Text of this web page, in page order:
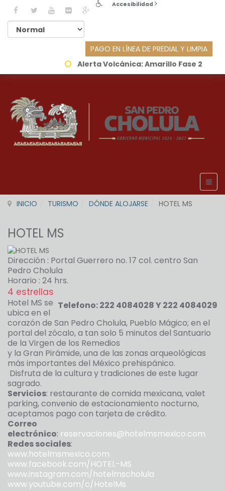
Accesibilidad
PAGO EN LÍNEA DE PREDIAL Y LIMPIA
Alerta Volcánica:Amarillo Fase 2
INICIO TURISMO DÓNDE ALOJARSE HOTEL MS
HOTEL MS
Dirección : Portal Guerrero no. 17 col. centro San
Pedro Cholula
Horario : 24 hrs.
4 estrellas
Telefono: 222 4084028 Y 222 4084029
Hotel MS se
ubica en el
corazón de San Pedro Cholula, Pueblo Mágico; en el
portal del zócalo, a tan solo 5 minutos del Santuario
de la Virgen de los Remedios
y la Gran Pirámide, una de las zonas arqueológicas
más importantes del México prehispánico.
Disfruta de la cultura y tradiciones de este lugar
sagrado.
Servicios: restaurante de comida mexicana, valet
parking, convenio de estacionamiento nocturno,
aceptamos pago con tarjeta de crédito.
Correo
electrónico: reservaciones@hotelmsmexico.com
Redes sociales:
www.hotelmsmexico.com
www.facebook.com/HOTEL-MS
www.instagram.com/hotelmscholula
www.youtube.com/c/HotelMs